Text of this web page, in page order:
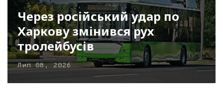
Через російський удар по
Харкову змінився рух
тролейбусів
Лип 08, 2026